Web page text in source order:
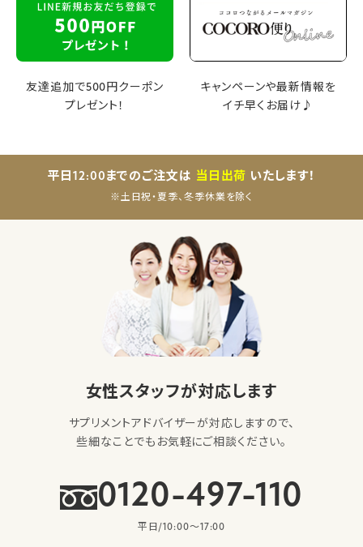
友達追加で500円クーポン
プレゼント！
キャンペーンや最新情報を
イチ早くお届け♪
平日12:00までのご注文は 当日出荷 いたします！
※土日祝・夏季、冬季休業を除く
女性スタッフが対応します
サプリメントアドバイザーが対応しますので、
些細なことでもお気軽にご相談ください。
0120-497-110
平日/10:00〜17:00